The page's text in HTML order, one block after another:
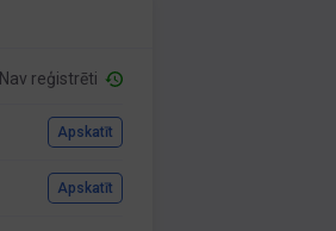
Nav reģistrēti
Apskatīt
Apskatīt